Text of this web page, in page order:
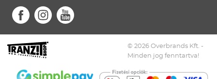
© 2026 Overbrands Kft. -
Minden jog fenntartva!